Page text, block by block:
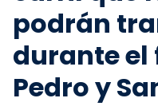
podrán
durante el
Pedro y